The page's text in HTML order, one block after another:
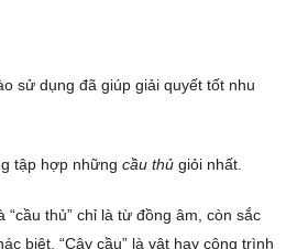
sử dụng đã giúp giải quyết tốt nhu
tập hợp những cầu thủ giỏi nhất.
“cầu thủ” chỉ là từ đồng âm, còn sắc
biệt. “Cây cầu” là vật hay công trình